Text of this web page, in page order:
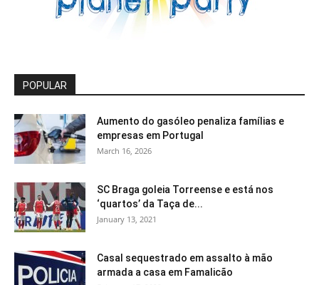
POPULAR
Aumento do gasóleo penaliza famílias e
empresas em Portugal
March 16, 2026
SC Braga goleia Torreense e está nos
‘quartos’ da Taça de...
January 13, 2021
Casal sequestrado em assalto à mão
armada a casa em Famalicão